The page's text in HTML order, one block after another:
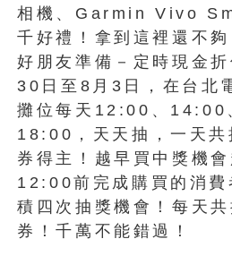
相機、Garmin Vivo
千好禮！拿到這裡還不
好朋友準備－定時現金
30日至8月3日，在台北
攤位每天12:00、14:00
18:00，天天抽，一天共
券得主！越早買中獎機
12:00前完成購買的消費
積四次抽獎機會！每天
券！千萬不能錯過！